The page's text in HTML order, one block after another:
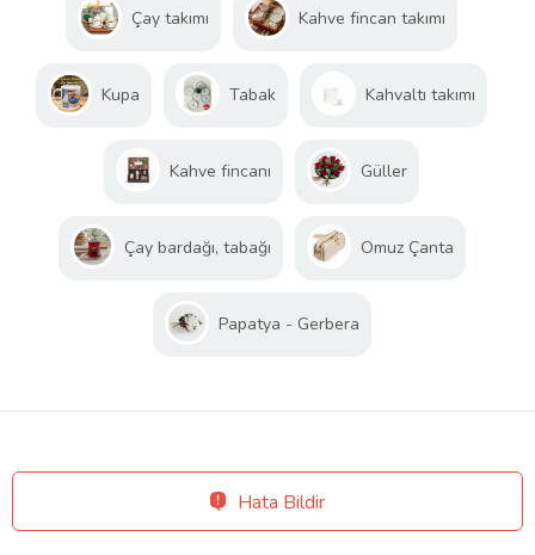
Çay takımı Kahve fincan takımı
Kupa Tabak Kahvaltı takımı
Kahve fincanı Güller
Çay bardağı, tabağı Omuz Çanta
Papatya - Gerbera
Hata Bildir